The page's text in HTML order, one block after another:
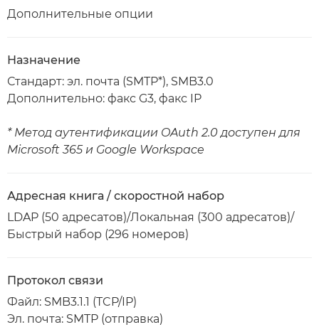
Дополнительные опции
Назначение
Стандарт: эл. почта (SMTP*), SMB3.0
Дополнительно: факс G3, факс IP
* Метод аутентификации OAuth 2.0 доступен для
Microsoft 365 и Google Workspace
Адресная книга / скоростной набор
LDAP (50 адресатов)/Локальная (300 адресатов)/
Быстрый набор (296 номеров)
Протокол связи
Файл: SMB3.1.1 (TCP/IP)
Эл. почта: SMTP (отправка)